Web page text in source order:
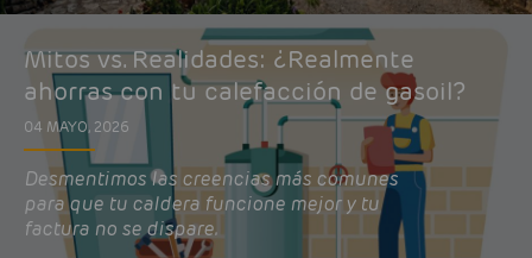
Mitos vs. Realidades: ¿Realmente
ahorras con tu calefacción de gasoil?
04 MAYO, 2026
Desmentimos las creencias más comunes
para que tu caldera funcione mejor y tu
factura no se dispare.